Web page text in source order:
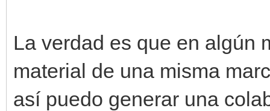
La verdad es que en algún
material de una misma
así puedo generar una